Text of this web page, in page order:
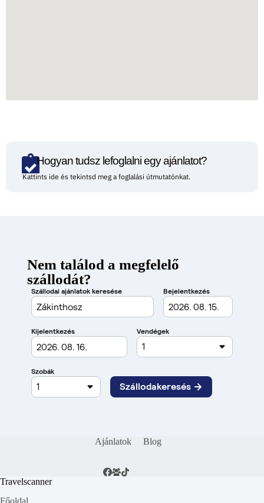
Hogyan tudsz lefoglalni egy ajánlatot?
Kattints ide és tekintsd meg a foglalási útmutatónkat.
Nem találod a megfelelő
szállodát?
Ajánlatok Blog
Travelscanner
Főoldal